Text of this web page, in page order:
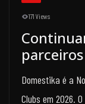
171 Views
Domestika é a
Clubs em 2026.